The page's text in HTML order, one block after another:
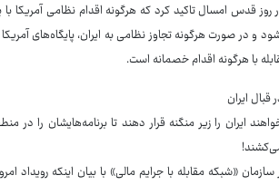
قدس امسال تاکید کرد که هرگونه اقدام نظامی آمریکا
و در صورت هرگونه تجاوز نظامی به ایران، پایگاه‌های
با هرگونه اقدام خصمانه است.
قبال ایران
ایران را زیر منگنه قرار دهند تا برنامه‌هایشان را در
«شبکه مقابله با جرایم مالی» با بیان اینکه رویداد